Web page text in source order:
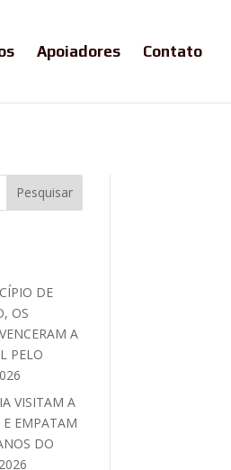
Apoiadores Contato
DE
OS
A
PELO
VISITAM A
E EMPATAM
DO